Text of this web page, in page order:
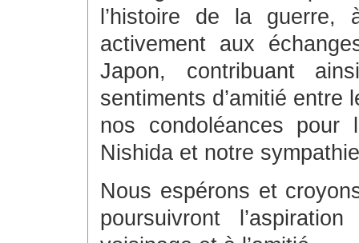
l’histoire de la
activement aux
Japon, contribuant
sentiments d’amitié entre
nos condoléances pour
Nishida et notre
Nous espérons et
poursuivront